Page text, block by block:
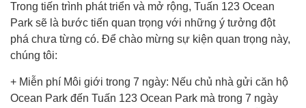
Trong tiến trình phát triển và mở rộng, Tuấn 123 Ocean
Park sẽ là bước tiến quan trọng với những ý tưởng đột
phá chưa từng có. Để chào mừng sự kiện quan trọng này,
chúng tôi:
+ Miễn phí Môi giới trong 7 ngày: Nếu chủ nhà gửi căn hộ
Ocean Park đến Tuấn 123 Ocean Park mà trong 7 ngày